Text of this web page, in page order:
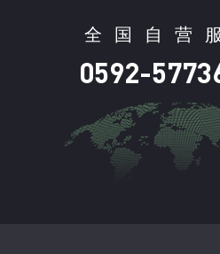
全 国 自 营 服
0592-